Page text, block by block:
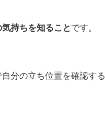
持ちを知ること です。
分の立ち位置を確認する